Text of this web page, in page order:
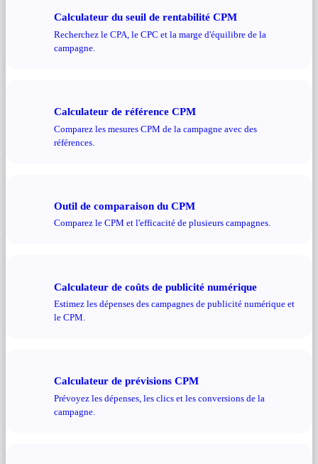
Calculateur du seuil de rentabilité CPM
Recherchez le CPA, le CPC et la marge d'équilibre de la
campagne.
Calculateur de référence CPM
Comparez les mesures CPM de la campagne avec des
références.
Outil de comparaison du CPM
Comparez le CPM et l'efficacité de plusieurs campagnes.
Calculateur de coûts de publicité numérique
Estimez les dépenses des campagnes de publicité numérique et
le CPM.
Calculateur de prévisions CPM
Prévoyez les dépenses, les clics et les conversions de la
campagne.